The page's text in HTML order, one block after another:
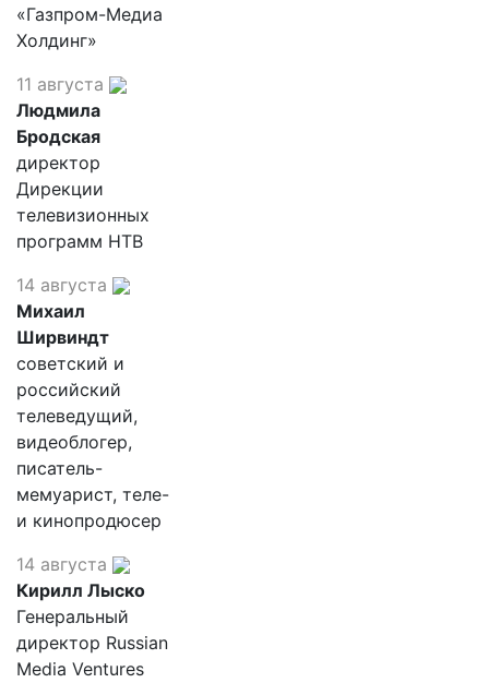
«Газпром-Медиа
Холдинг»
11 августа
Людмила
Бродская
директор
Дирекции
телевизионных
программ НТВ
14 августа
Михаил
Ширвиндт
советский и
российский
телеведущий,
видеоблогер,
писатель-
мемуарист, теле-
и кинопродюсер
14 августа
Кирилл Лыско
Генеральный
директор Russian
Media Ventures